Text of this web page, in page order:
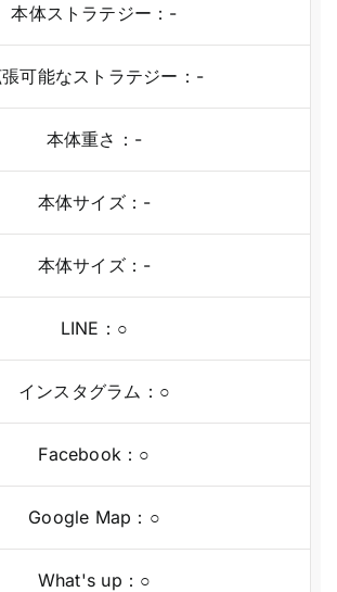
本体ストラテジー：-
可能なストラテジー：-
本体重さ：-
本体サイズ：-
本体サイズ：-
LINE：○
インスタグラム：○
Facebook：○
Google Map：○
What's up：○